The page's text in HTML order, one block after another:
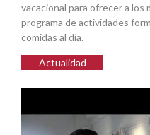
vacacional para ofrecer a
programa de actividades
comidas al día.
Actualidad